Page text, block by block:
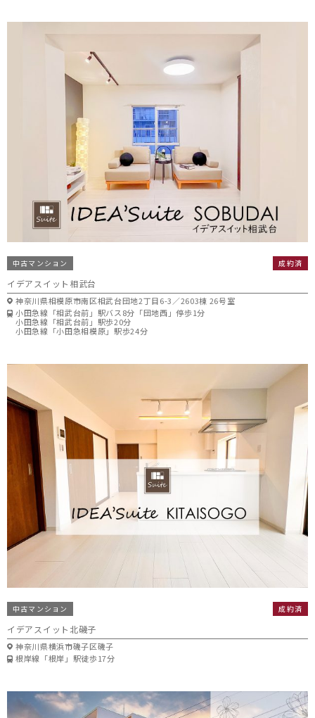
中古マンション 成約済
イデアスイット相武台
神奈川県相模原市南区相武台団地2丁目6-3／2603棟 26号室
小田急線「相武台前」駅バス8分「団地西」停歩1分
小田急線「相武台前」駅歩20分
小田急線「小田急相模原」駅歩24分
中古マンション 成約済
イデアスイット北磯子
神奈川県横浜市磯子区磯子
根岸線「根岸」駅徒歩17分